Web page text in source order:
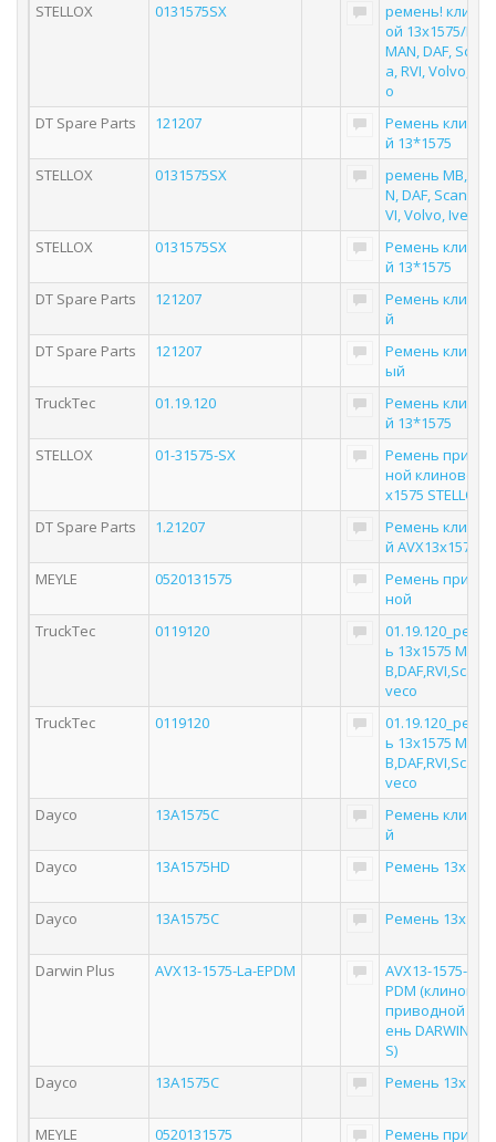
STELLOX
0131575SX
ремень! клинов
ой 13x1575/MB,
MAN, DAF, Scani
a, RVI, Volvo,
o
DT Spare Parts
121207
Ремень
й 13*1575
STELLOX
0131575SX
ремень MB, MA
N, DAF, Scania, R
VI, Volvo, Iveco
STELLOX
0131575SX
Ремень
й 13*1575
DT Spare Parts
121207
Ремень
й
DT Spare Parts
121207
Ремень клинов
ый
TruckTec
01.19.120
Ремень
й 13*1575
STELLOX
01-31575-SX
Ремень привод
ной клиновой
х1575 STELLOX
DT Spare Parts
1.21207
Ремень
й AVX13x1575
MEYLE
0520131575
Ремень привод
ной
TruckTec
0119120
ь 13x1575
veco
TruckTec
0119120
ь 13x1575
veco
Dayco
13A1575C
Ремень
й
Dayco
13A1575HD Ремень 13х1575
Dayco 13A1575C Ремень 13x1575
Darwin Plus AVX13-1575-La-EPDM
AVX13-1575-La-E
PDM (клиновой
приводной рем
ень DARWIN
S)
Dayco
13A1575C Ремень 13x1575
MEYLE 0520131575 Ремень привод